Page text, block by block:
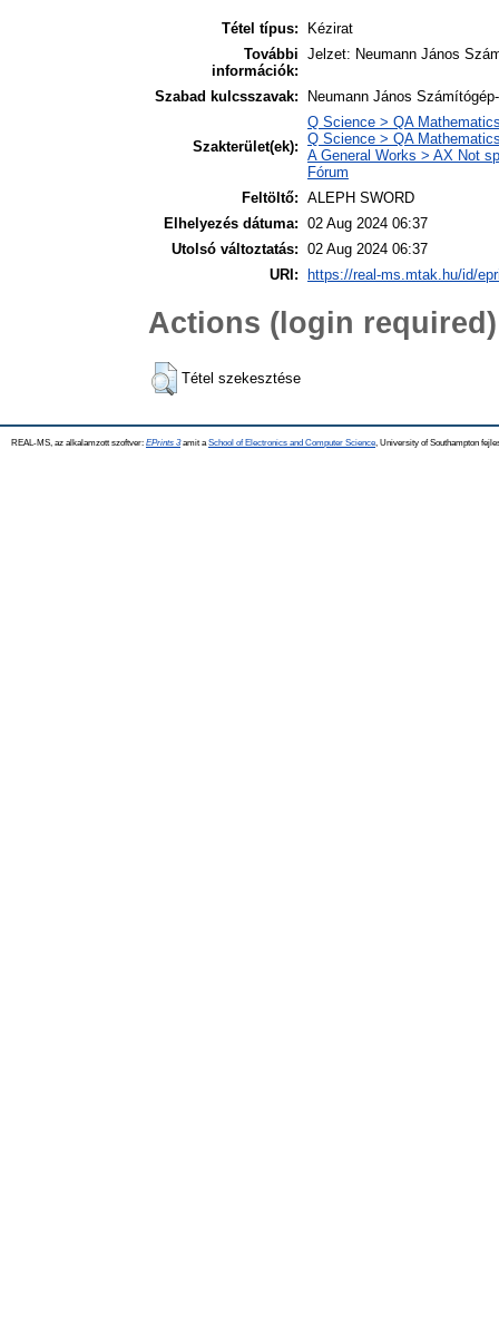
Tétel típus:
Kézirat
További
információk:
Jelzet: Neumann János
Szabad kulcsszavak: Neumann János
Szakterület(ek):
Q Science > QA
Q Science > QA
A General Works > AX Not
Fórum
Feltöltő: ALEPH SWORD
Elhelyezés dátuma: 02 Aug 2024 06:37
Utolsó változtatás: 02 Aug 2024 06:37
URI:
https://real-ms.mtak.hu/id/
Actions (login required)
Tétel szekesztése
REAL-MS, az alkalamzott szoftver: EPrints 3amit a School of Electronics and Computer Science , University of Southampton